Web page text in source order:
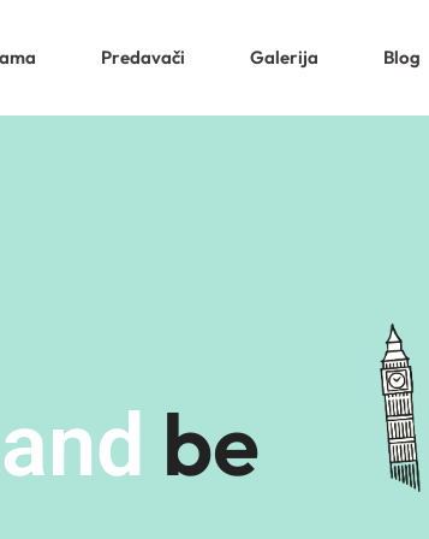
Predavači Galerija Blog
and be
Don’t have an account?